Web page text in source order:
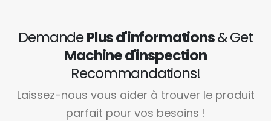
DemandePlus d'informations& Get
Machine d'inspection
Recommandations!
Laissez-nous vous aider à trouver le produit
parfait pour vos besoins !